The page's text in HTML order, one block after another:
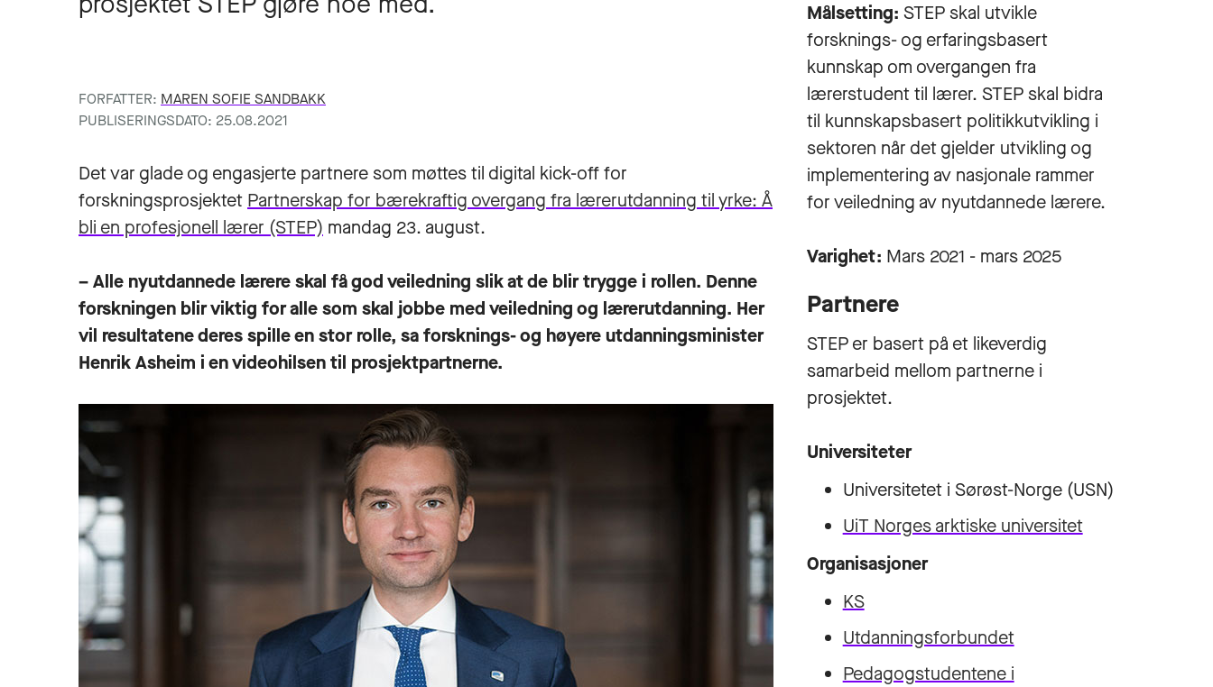
FORFATTER: MAREN SOFIE SANDBAKK
PUBLISERINGSDATO: 25.08.2021
Det var glade og engasjerte partnere som møttes til digital kick-off for
forskningsprosjektet Partnerskap for bærekraftig overgang fra lærerutdanning til yrke: Å
bli en profesjonell lærer (STEP) mandag 23. august.
– Alle nyutdannede lærere skal få god veiledning slik at de blir trygge i rollen. Denne
forskningen blir viktig for alle som skal jobbe med veiledning og lærerutdanning. Her
vil resultatene deres spille en stor rolle, sa forsknings- og høyere utdanningsminister
Henrik Asheim i en videohilsen til prosjektpartnerne.
Målsetting: STEP skal utvikle
forsknings- og erfaringsbasert
kunnskap om overgangen fra
lærerstudent til lærer. STEP skal bidra
til kunnskapsbasert politikkutvikling i
sektoren når det gjelder utvikling og
implementering av nasjonale rammer
for veiledning av nyutdannede lærere.
Varighet: Mars 2021 - mars 2025
Partnere
STEP er basert på et likeverdig
samarbeid mellom partnerne i
prosjektet.
Universiteter
Universitetet i Sørøst-Norge (USN)
UiT Norges arktiske universitet
Organisasjoner
KS
Utdanningsforbundet
Pedagogstudentene i